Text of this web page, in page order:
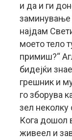
и да и ги
заминување
најдам
моето тело
примиш?“
бидејќи
грешник и
го зборува
зел неколку
Кога дошол
живеел и